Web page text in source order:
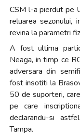
CSM l-a pierdut pe
reluarea
revina la parametri
A fost ultima
Neaga, in timp ce
adversara din
fost insotiti la
50 de suporteri,
pe care
declarandu-si
Tampa.